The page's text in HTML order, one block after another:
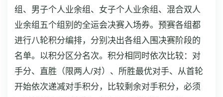
组、男子个人业余组、女子个人业余组、混合双人
业余组五个组别的全运会决赛入场券。预赛各组都
进行八轮积分编排，分别决出各组入围决赛阶段的
名单。以积分区分名次。积分相同时依次比较：对
手分、直胜（限两人/对）、所胜最优对手、从首轮
开始依次递减对手积分，比较剩余对手积分，必须